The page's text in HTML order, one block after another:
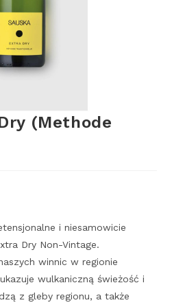
(Methode
i niesamowicie
Dry Non-Vintage.
winnic w regionie
wulkaniczną świeżość i
z gleby regionu, a także